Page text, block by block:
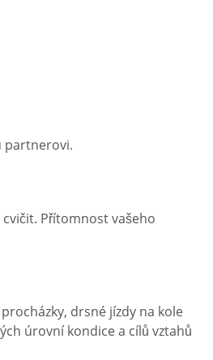
partnerovi.
Přítomnost vašeho
drsné jízdy na kole
úrovní kondice a cílů vztahů